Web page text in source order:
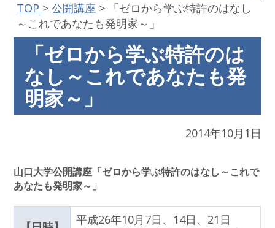
TOP >公開講座 >
「ゼロから学ぶ特許のはなし
～これであなたも発明家～」
「ゼロから学ぶ特許のは
なし～これであなたも発
明家～」
2014年10月1日
山口大学公開講座「ゼロから学ぶ特許のはなし～これで
あなたも発明家～」
平成26年10月7日、14日、21日